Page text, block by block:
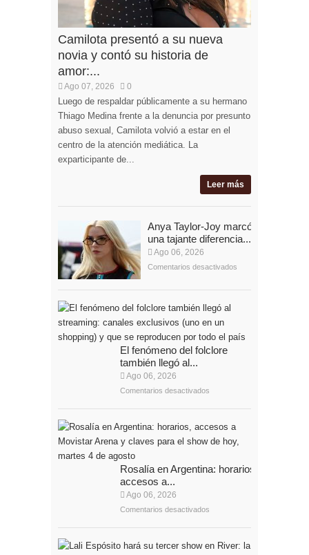
Camilota presentó a su nueva
novia y contó su historia de
amor:...
Ago 07, 2026 0
Luego de respaldar públicamente a su hermano
Thiago Medina frente a la denuncia por presunto
abuso sexual, Camilota volvió a estar en el
centro de la atención mediática. La
exparticipante de...
Leer más
Anya Taylor-Joy marcó
una tajante diferencia...
Ago 06, 2026
Comentarios desactivados
El fenómeno del folclore
también llegó al...
Ago 06, 2026
Comentarios desactivados
Rosalía en Argentina: horarios,
accesos a...
Ago 06, 2026
Comentarios desactivados